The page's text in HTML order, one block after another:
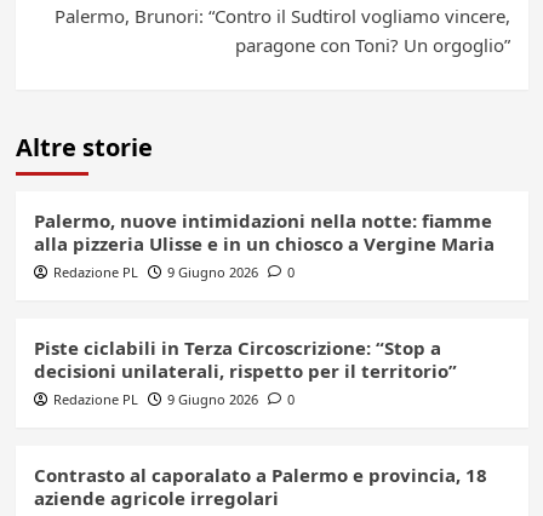
Palermo, Brunori: “Contro il Sudtirol vogliamo vincere,
paragone con Toni? Un orgoglio”
Altre storie
Palermo, nuove intimidazioni nella notte: fiamme
alla pizzeria Ulisse e in un chiosco a Vergine Maria
Redazione PL 9 Giugno 2026 0
Piste ciclabili in Terza Circoscrizione: “Stop a
decisioni unilaterali, rispetto per il territorio”
Redazione PL 9 Giugno 2026 0
Contrasto al caporalato a Palermo e provincia, 18
aziende agricole irregolari